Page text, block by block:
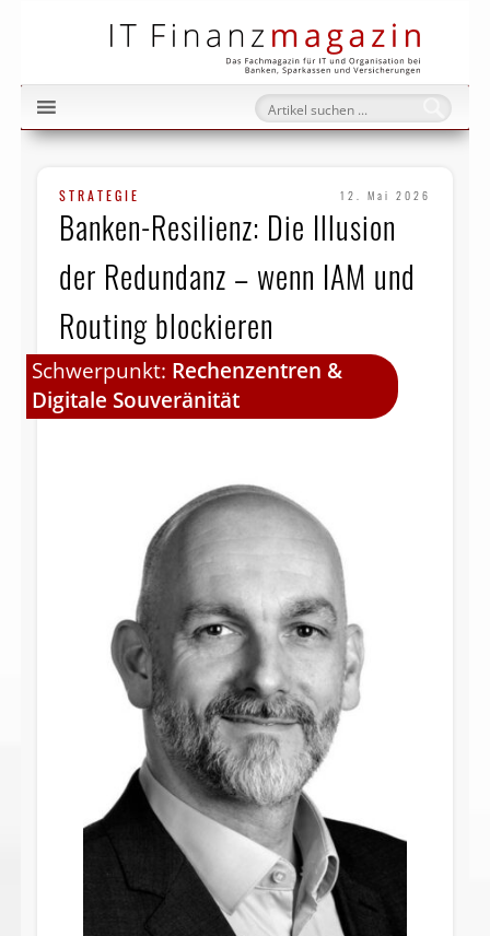
STRATEGIE 12. Mai 2026
Banken-Resilienz: Die Illusion
der Redundanz – wenn IAM und
Routing blockieren
Schwerpunkt: Rechenzentren &
Digitale Souveränität